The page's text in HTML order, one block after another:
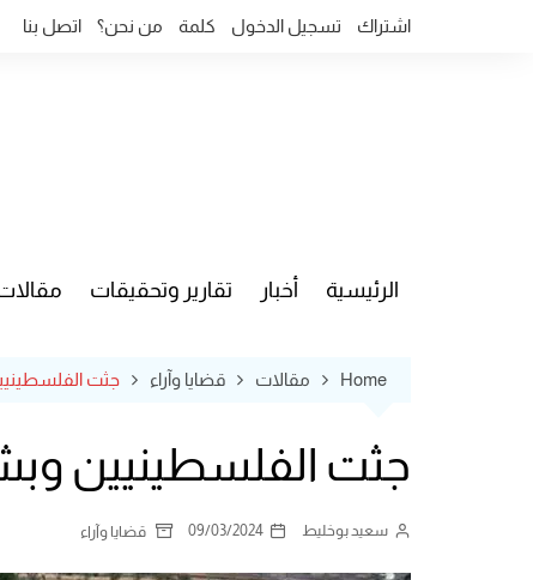
اشتراك تسجيل الدخول كلمة من نحن؟ اتصل بنا
الرئيسية أخبار تقارير وتحقيقات
Home مقالات قضايا وآراء جثت
جثت الفلسطينيين
سعيد بوخليط 09/03/2024 قضايا وآراء